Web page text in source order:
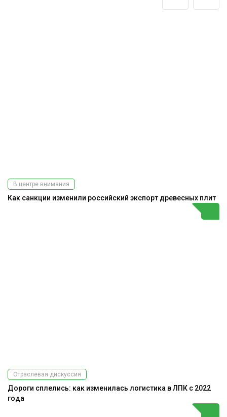
В центре внимания
Как санкции изменили российский экспорт древесных плит
Отраслевая дискуссия
Дороги сплелись: как изменилась логистика в ЛПК с 2022
года